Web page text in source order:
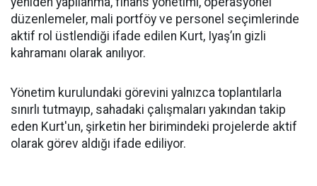
düzenlemeler, mali portföy ve personel seçimlerinde
aktif rol üstlendiği ifade edilen Kurt, Iyaş’ın gizli
kahramanı olarak anılıyor.
Yönetim kurulundaki görevini yalnızca toplantılarla
sınırlı tutmayıp, sahadaki çalışmaları yakından takip
eden Kurt'un, şirketin her birimindeki projelerde aktif
olarak görev aldığı ifade ediliyor.